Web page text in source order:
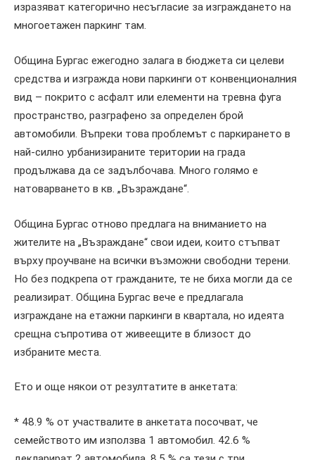
изразяват категорично несъгласие за изграждането на
многоетажен паркинг там.
Община Бургас ежегодно залага в бюджета си целеви
средства и изгражда нови паркинги от конвенционалния
вид – покрито с асфалт или елементи на тревна фуга
пространство, разграфено за определен брой
автомобили. Въпреки това проблемът с паркирането в
най-силно урбанизираните територии на града
продължава да се задълбочава. Много голямо е
натоварването в кв. „Възраждане“.
Община Бургас отново предлага на вниманието на
жителите на „Възраждане“ свои идеи, които стъпват
върху проучване на всички възможни свободни терени.
Но без подкрепа от гражданите, те не биха могли да се
реализират. Община Бургас вече е предлагала
изграждане на етажни паркинги в квартала, но идеята
срещна съпротива от живеещите в близост до
избраните места.
Ето и още някои от резултатите в анкетата:
* 48.9 % от участвалите в анкетата посочват, че
семейството им използва 1 автомобил. 42.6 %